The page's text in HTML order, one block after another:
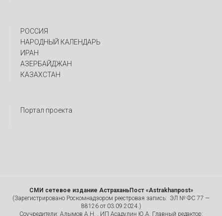
РОССИЯ
НАРОДНЫЙ КАЛЕНДАРЬ
ИРАН
АЗЕРБАЙДЖАН
КАЗАХСТАН
Портал проекта
СМИ сетевое издание АстраханьПост «Astrakhanpost»
(Зарегистрировано Роскомнадзором реестровая запись: ЭЛ № ФС 77 —
88126 от 03.09.2024.)
Соучредители: Алымов А.Н. , ИП Асадулин Ю.А. Главный редактор: